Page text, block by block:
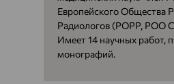
Европейского Общества
Радиологов (POPP, РОО
Имеет 14 научных работ,
монографий.